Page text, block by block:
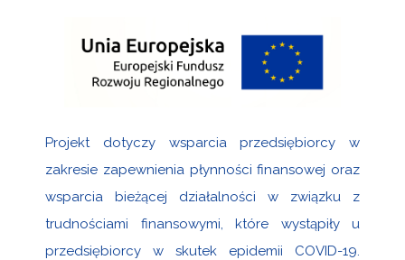
Projekt dotyczy wsparcia przedsiębiorcy w
zakresie zapewnienia płynności finansowej oraz
wsparcia bieżącej działalności w związku z
trudnościami finansowymi, które wystąpiły u
przedsiębiorcy w skutek epidemii COVID-19.